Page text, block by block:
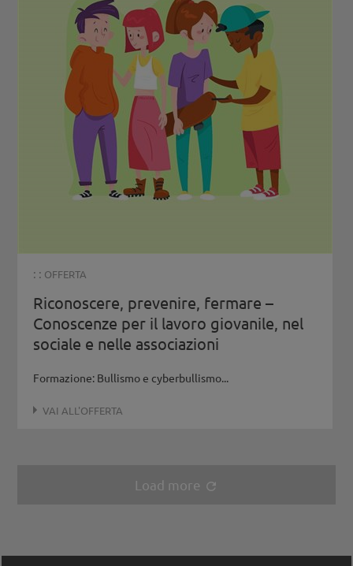
: : OFFERTA
Riconoscere, prevenire, fermare –
Conoscenze per il lavoro giovanile, nel
sociale e nelle associazioni
Formazione: Bullismo e cyberbullismo...
VAI ALL'OFFERTA
Load more refresh